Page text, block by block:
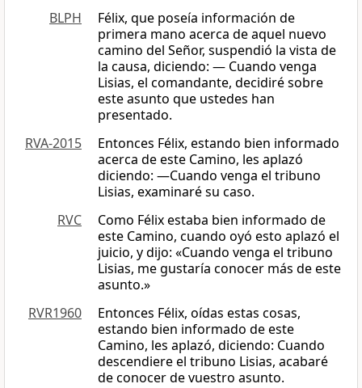
BLPH
Félix, que poseía información de
primera mano acerca de aquel nuevo
camino del Señor, suspendió la vista de
la causa, diciendo: — Cuando venga
Lisias, el comandante, decidiré sobre
este asunto que ustedes han
presentado.
RVA-2015
Entonces Félix, estando bien informado
acerca de este Camino, les aplazó
diciendo: —Cuando venga el tribuno
Lisias, examinaré su caso.
RVC
Como Félix estaba bien informado de
este Camino, cuando oyó esto aplazó el
juicio, y dijo: «Cuando venga el tribuno
Lisias, me gustaría conocer más de este
asunto.»
RVR1960
Entonces Félix, oídas estas cosas,
estando bien informado de este
Camino, les aplazó, diciendo: Cuando
descendiere el tribuno Lisias, acabaré
de conocer de vuestro asunto.